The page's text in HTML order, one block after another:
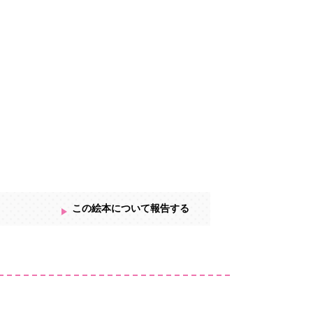
この絵本について報告する